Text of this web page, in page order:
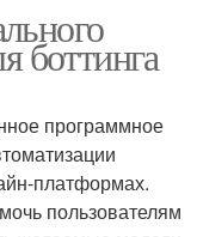
боттинга
программное
платформах.
пользователям